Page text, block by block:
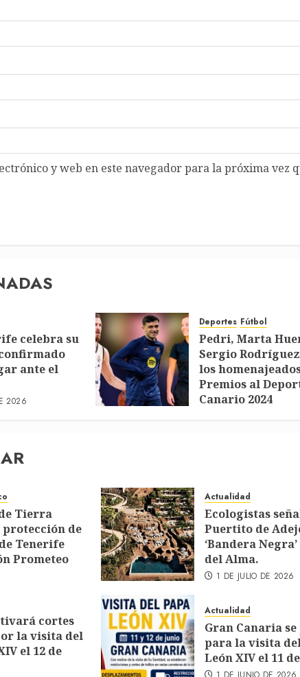
y web en este navegador para la próxima vez
celebra su
ante el
2026
Deportes Fútbol
Pedri, Marta
Sergio
los
Premios al
Canario 2024
Tierra
de
Tenerife
Prometeo
Actualidad
Ecologistas
Puertito de
‘Bandera
del Alma.
1 DE JULIO DE 2026
cortes
la visita del
el 12 de
Actualidad
Gran Canaria
para la visita
León XIV el 11